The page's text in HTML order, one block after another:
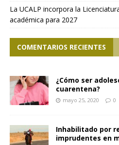
La UCALP incorpora la
académica para 2027
COMENTARIOS RECIENTES
¿Cómo ser
cuarentena?
mayo 25, 2020 0
Inhabilitado por
imprudentes en